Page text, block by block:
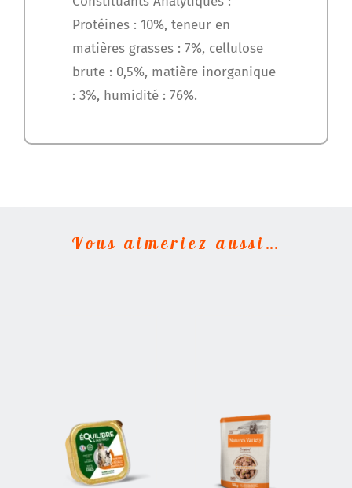
Protéines : 10%, teneur en
matières grasses : 7%, cellulose
brute : 0,5%, matière inorganique
: 3%, humidité : 76%.
Vous aimeriez aussi…